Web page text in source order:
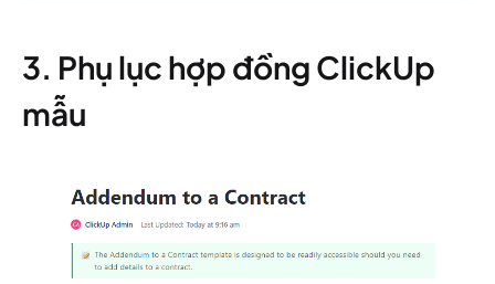
3. Phụ lục hợp đồng ClickUp
mẫu